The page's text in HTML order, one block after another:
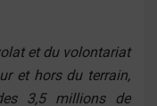
et du volontariat
et hors du terrain,
3,5 millions de